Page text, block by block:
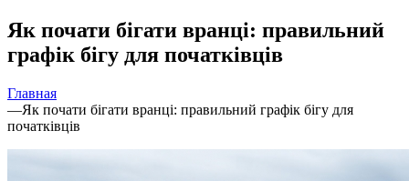
Як почати бігати вранці: правильний
графік бігу для початківців
Главная
—Як почати бігати вранці: правильний графік бігу для
початківців